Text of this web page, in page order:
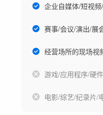
企业自媒体/短视
赛事/会议/演出/展
经营场所的现场视
游戏/应用程序/硬
电影/综艺/纪录片/